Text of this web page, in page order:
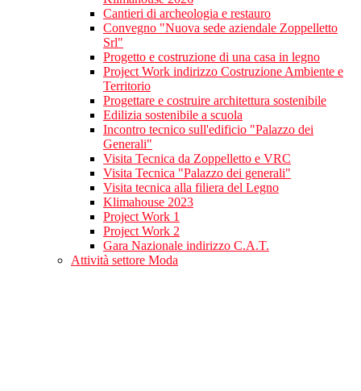
Cantieri di archeologia e restauro
Convegno "Nuova sede aziendale Zoppelletto
Srl"
Progetto e costruzione di una casa in legno
Project Work indirizzo Costruzione Ambiente e
Territorio
Progettare e costruire architettura sostenibile
Edilizia sostenibile a scuola
Incontro tecnico sull'edificio "Palazzo dei
Generali"
Visita Tecnica da Zoppelletto e VRC
Visita Tecnica "Palazzo dei generali"
Visita tecnica alla filiera del Legno
Klimahouse 2023
Project Work 1
Project Work 2
Gara Nazionale indirizzo C.A.T.
Attività settore Moda